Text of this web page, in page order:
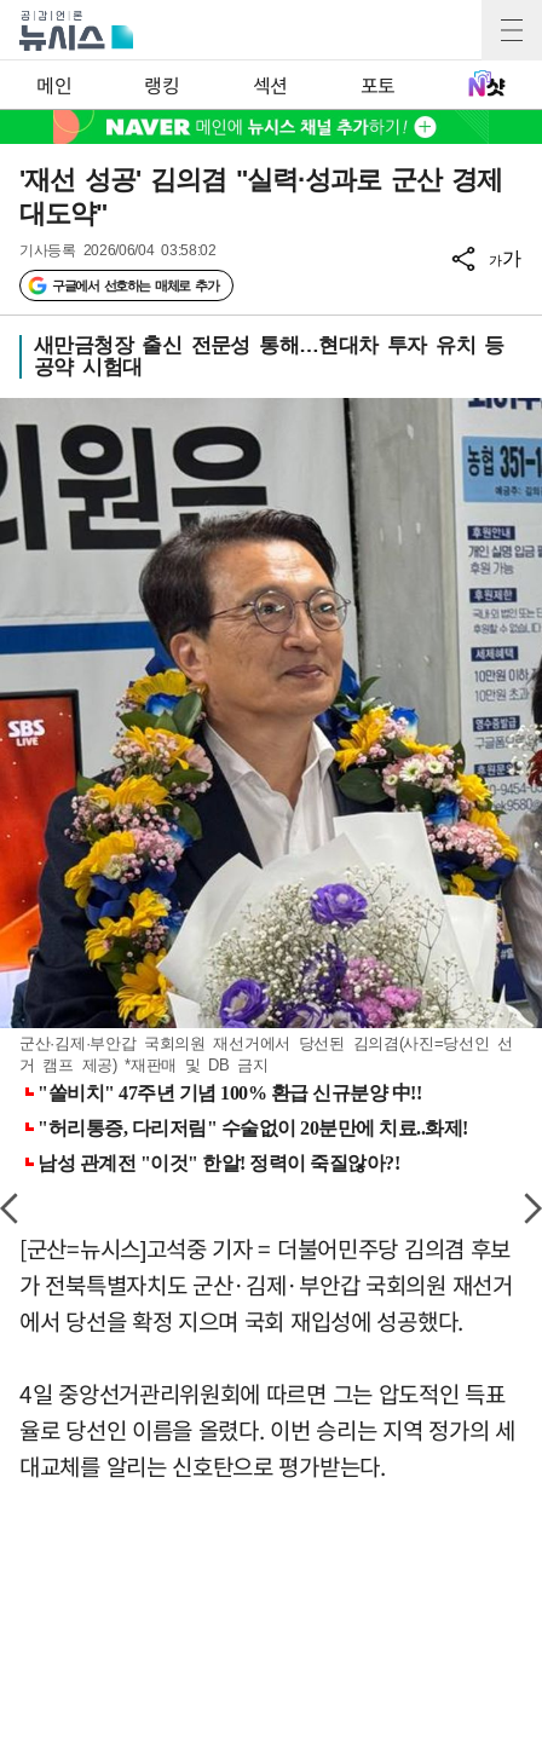
메인 랭킹 섹션 포토
'재선 성공' 김의겸 "실력·성과로 군산 경제
대도약"
기사등록 2026/06/04 03:58:02
구글에서 선호하는 매체로 추가
가가
새만금청장 출신 전문성 통해…현대차 투자 유치 등
공약 시험대
군산·김제·부안갑 국회의원 재선거에서 당선된 김의겸(사진=당선인 선
거 캠프 제공) *재판매 및 DB 금지
[군산=뉴시스]고석중 기자 = 더불어민주당 김의겸 후보
가 전북특별자치도 군산·김제·부안갑 국회의원 재선거
에서 당선을 확정 지으며 국회 재입성에 성공했다.
4일 중앙선거관리위원회에 따르면 그는 압도적인 득표
율로 당선인 이름을 올렸다. 이번 승리는 지역 정가의 세
대교체를 알리는 신호탄으로 평가받는다.